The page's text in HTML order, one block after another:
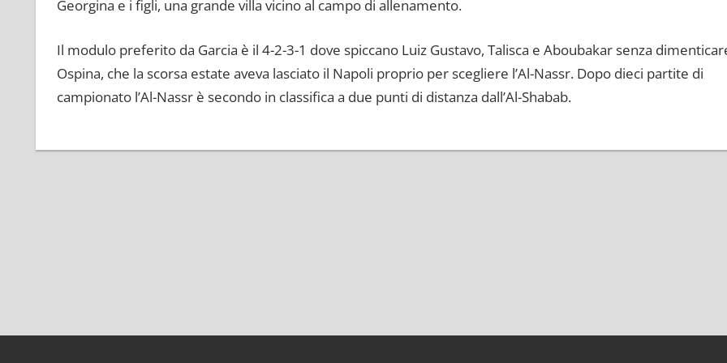
Georgina e i figli, una grande villa vicino al campo di allenamento.
Il modulo preferito da Garcia è il 4-2-3-1 dove spiccano Luiz Gustavo, Talisca e Aboubakar senza
Ospina, che la scorsa estate aveva lasciato il Napoli proprio per scegliere l’Al-Nassr. Dopo dieci partite di
campionato l’Al-Nassr è secondo in classifica a due punti di distanza dall’Al-Shabab.